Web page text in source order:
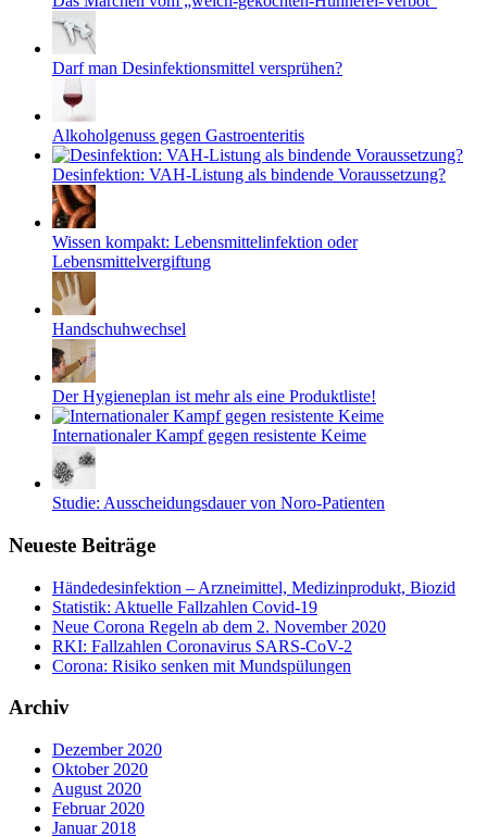
Darf man Desinfektionsmittel versprühen?
Alkoholgenuss gegen Gastroenteritis
Desinfektion: VAH-Listung als bindende Voraussetzung?
Wissen kompakt: Lebensmittelinfektion oder
Lebensmittelvergiftung
Handschuhwechsel
Der Hygieneplan ist mehr als eine Produktliste!
Internationaler Kampf gegen resistente Keime
Studie: Ausscheidungsdauer von Noro-Patienten
Neueste Beiträge
Händedesinfektion – Arzneimittel, Medizinprodukt, Biozid
Statistik: Aktuelle Fallzahlen Covid-19
Neue Corona Regeln ab dem 2. November 2020
RKI: Fallzahlen Coronavirus SARS-CoV-2
Corona: Risiko senken mit Mundspülungen
Archiv
Dezember 2020
Oktober 2020
August 2020
Februar 2020
Januar 2018